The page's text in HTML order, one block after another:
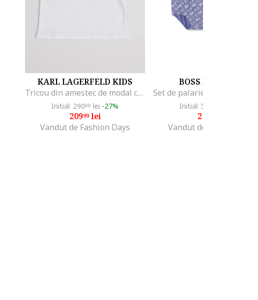
KARL LAGERFELD KIDS
Tricou din amestec de modal cu aplicatii si logo, Alb
Initial: 29099 lei -27%
20999lei
Vandut de Fashion Days
BOSS KIDSWEAR
Initial: 500
219
Vandut de Fashion Days